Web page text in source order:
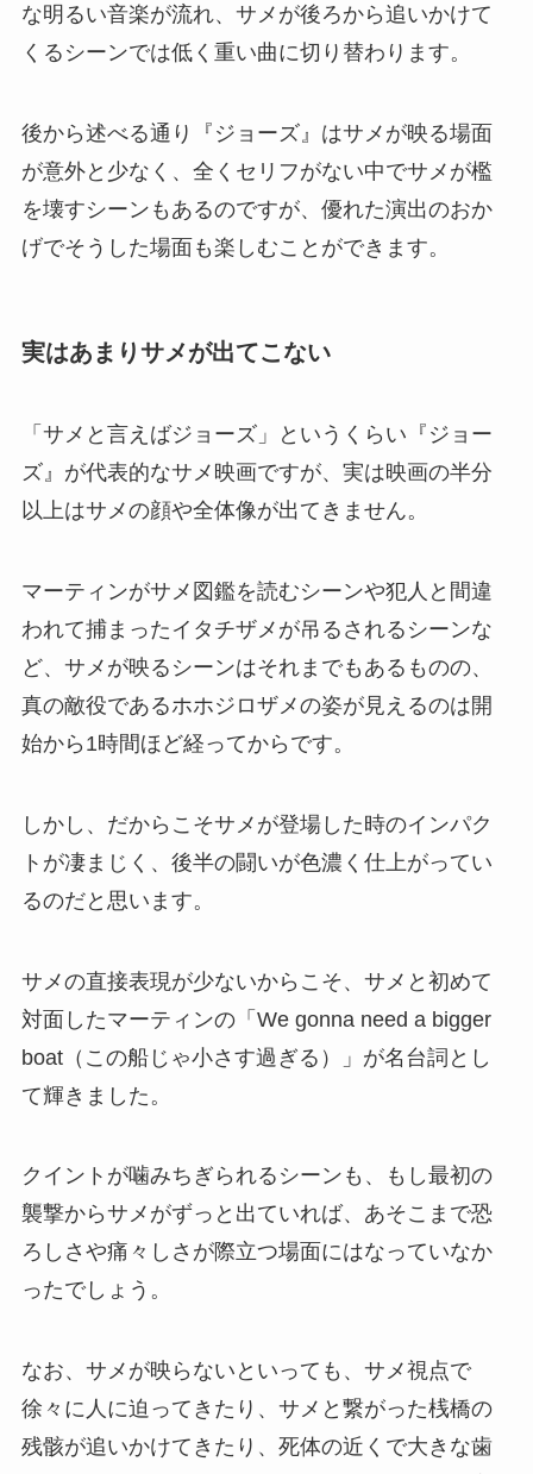
な明るい音楽が流れ、サメが後ろから追いかけて
くるシーンでは低く重い曲に切り替わります。
後から述べる通り『ジョーズ』はサメが映る場面
が意外と少なく、全くセリフがない中でサメが檻
を壊すシーンもあるのですが、優れた演出のおか
げでそうした場面も楽しむことができます。
実はあまりサメが出てこない
「サメと言えばジョーズ」というくらい『ジョー
ズ』が代表的なサメ映画ですが、実は映画の半分
以上はサメの顔や全体像が出てきません。
マーティンがサメ図鑑を読むシーンや犯人と間違
われて捕まったイタチザメが吊るされるシーンな
ど、サメが映るシーンはそれまでもあるものの、
真の敵役であるホホジロザメの姿が見えるのは開
始から1時間ほど経ってからです。
しかし、だからこそサメが登場した時のインパク
トが凄まじく、後半の闘いが色濃く仕上がってい
るのだと思います。
サメの直接表現が少ないからこそ、サメと初めて
対面したマーティンの「We gonna need a bigger
boat（この船じゃ小さす過ぎる）」が名台詞とし
て輝きました。
クイントが噛みちぎられるシーンも、もし最初の
襲撃からサメがずっと出ていれば、あそこまで恐
ろしさや痛々しさが際立つ場面にはなっていなか
ったでしょう。
なお、サメが映らないといっても、サメ視点で
徐々に人に迫ってきたり、サメと繋がった桟橋の
残骸が追いかけてきたり、死体の近くで大きな歯